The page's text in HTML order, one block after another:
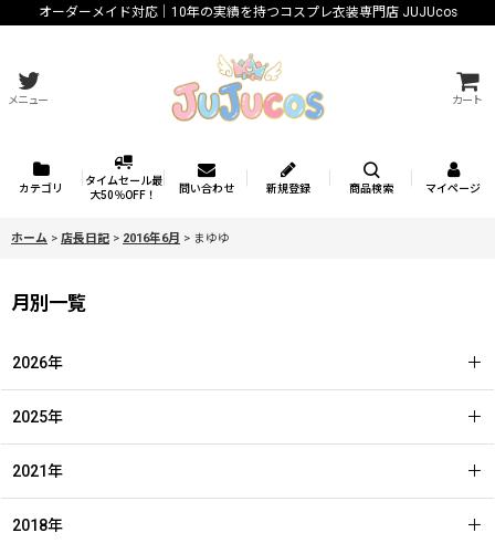
オーダーメイド対応｜10年の実績を持つコスプレ衣装専門店 JUJUcos
メニュー カート
カテゴリ
タイムセール最
大50％OFF！
問い合わせ 新規登録 商品検索 マイページ
ホーム > 店長日記 > 2016年6月 > まゆゆ
月別一覧
2026年
2025年
2021年
2018年